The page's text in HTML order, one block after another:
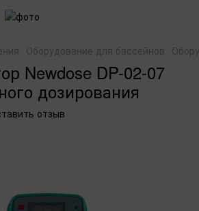
Оборудование для бассейнов
Newdose DP-02-07
дозирования
отзыв